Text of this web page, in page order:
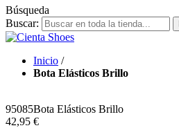
Búsqueda
Buscar:
Inicio /
Bota Elásticos Brillo
95085Bota Elásticos Brillo
42,95 €